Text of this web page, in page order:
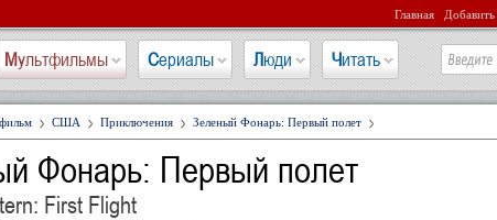
Главная Добавить
Мультфильмы Сериалы Люди Читать
США Приключения Зеленый Фонарь: Первый полет
Фонарь: Первый полет
First Flight